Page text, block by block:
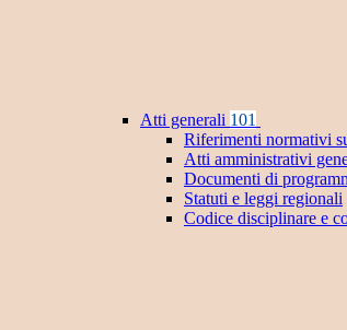
Atti generali 101
Riferimenti normativi
Atti amministrativi
Documenti di
Statuti e leggi regionali
Codice disciplinare e